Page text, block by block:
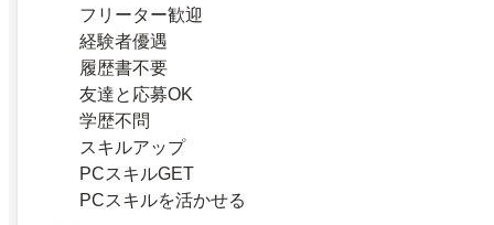
フリーター歓迎
経験者優遇
履歴書不要
友達と応募OK
学歴不問
スキルアップ
PCスキルGET
PCスキルを活かせる